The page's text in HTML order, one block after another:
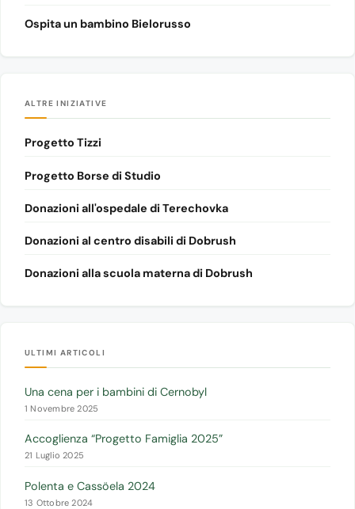
Ospita un bambino Bielorusso
ALTRE INIZIATIVE
Progetto Tizzi
Progetto Borse di Studio
Donazioni all'ospedale di Terechovka
Donazioni al centro disabili di Dobrush
Donazioni alla scuola materna di Dobrush
ULTIMI ARTICOLI
Una cena per i bambini di Cernobyl
1 Novembre 2025
Accoglienza “Progetto Famiglia 2025”
21 Luglio 2025
Polenta e Cassöela 2024
13 Ottobre 2024